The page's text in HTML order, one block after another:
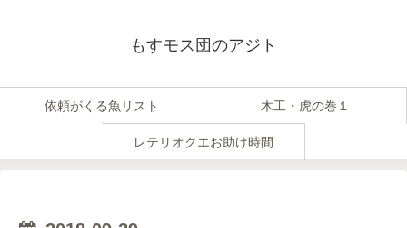
もすモス団のアジト
依頼がくる魚リスト 木工・虎の巻１
レテリオクエお助け時間